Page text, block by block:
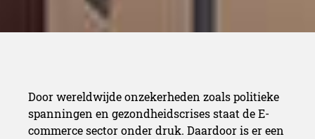
Door wereldwijde onzekerheden zoals politieke
spanningen en gezondheidscrises staat de E-
commerce sector onder druk. Daardoor is er een